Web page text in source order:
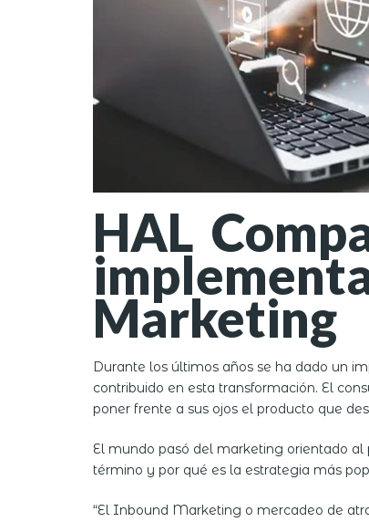
HAL
Marketing
Durante los últimos años se ha dado un
contribuido en esta transformación. El
poner frente a sus ojos el producto que
El mundo pasó del marketing orientado
término y por qué es la estrategia más
“El Inbound Marketing o mercadeo de